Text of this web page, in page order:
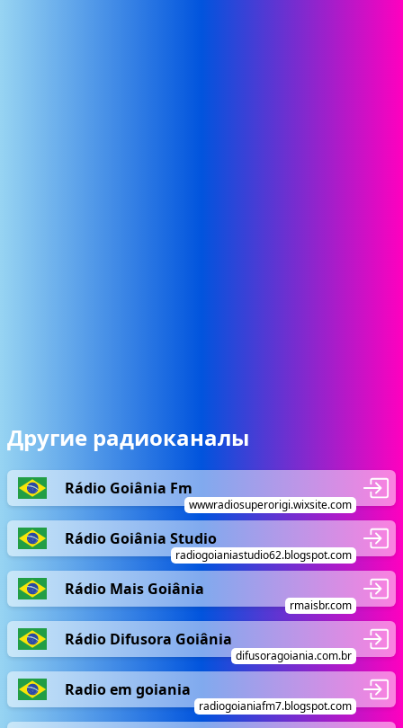
Другие радиоканалы
Rádio Goiânia Fm
wwwradiosuperorigi.wixsite.com
Rádio Goiânia Studio
radiogoianiastudio62.blogspot.com
Rádio Mais Goiânia
rmaisbr.com
Rádio Difusora Goiânia
difusoragoiania.com.br
Radio em goiania
radiogoianiafm7.blogspot.com